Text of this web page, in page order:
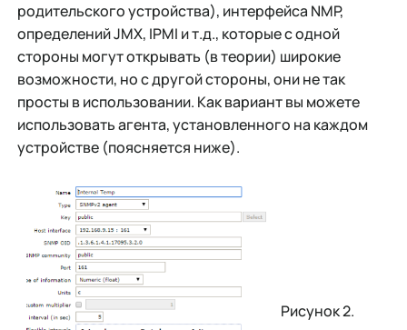
родительского устройства), интерфейса NMP,
определений JMX, IPMI и т.д., которые с одной
стороны могут открывать (в теории) широкие
возможности, но с другой стороны, они не так
просты в использовании. Как вариант вы можете
использовать агента, установленного на каждом
устройстве (поясняется ниже).
Рисунок 2.